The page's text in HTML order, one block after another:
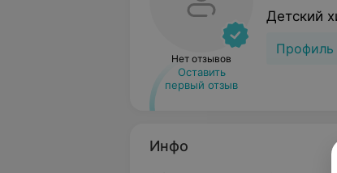
Нет отзывов
Оставить
первый отзыв
Детский
Профиль
Инфо